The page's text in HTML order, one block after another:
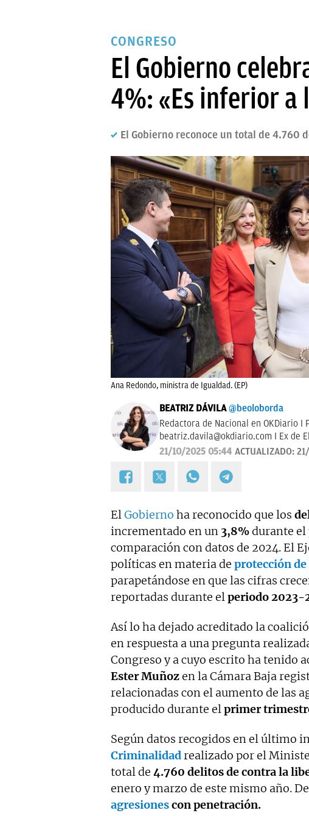
CONGRESO
El Gobierno
4%: «Es inferior a
El Gobierno reconoce un total de
Ana Redondo, ministra de Igualdad. (EP)
BEATRIZ DÁVILA @beoloborda
Redactora de Nacional en OKDiario I
beatriz.davila@okdiario.com I Ex de
21/10/2025 05:44 ACTUALIZADO:
ElGobierno ha reconocido que los
incrementado en un 3,8%durante
comparación con datos de 2024. El
políticas en materia de protección
parapetándose en que las cifras
reportadas durante elperiodo 2023-
Así lo ha dejado acreditado la
en respuesta a una pregunta
Congreso y a cuyo escrito ha tenido
Ester Muñozen la Cámara Baja
relacionadas con el aumento de las
producido durante elprimer
Según datos recogidos en el último
Criminalidadrealizado por el
total de 4.760 delitosde contra la
enero y marzo de este mismo año.
agresionescon penetración.